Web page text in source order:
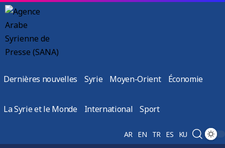
Dernières nouvelles Syrie Moyen-Orient Économie
La Syrie et le Monde International Sport
AR EN TR ES KU